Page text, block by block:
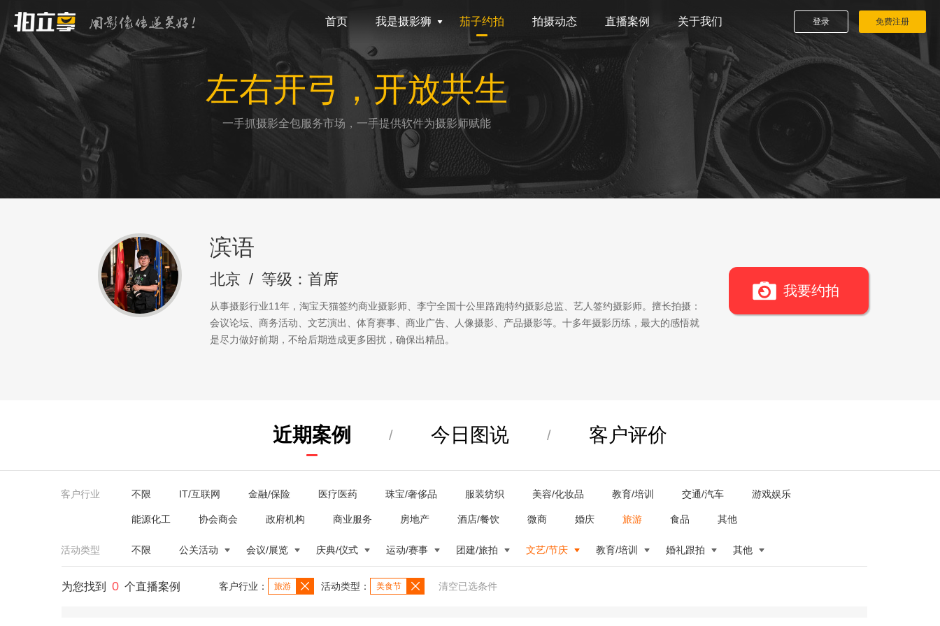
首页 我是摄影狮 茄子约拍 拍摄动态 直播案例 关于我们 登录 免费注册
左右开弓，开放共生
一手抓摄影全包服务市场，一手提供软件为摄影师赋能
滨语
北京 / 等级：首席
从事摄影行业11年，淘宝天猫签约商业摄影师、李宁全国十公里路跑特约摄影总监、艺人签约摄影师。擅长拍摄：
会议论坛、商务活动、文艺演出、体育赛事、商业广告、人像摄影、产品摄影等。十多年摄影历练，最大的感悟就
是尽力做好前期，不给后期造成更多困扰，确保出精品。
我要约拍
近期案例 / 今日图说 / 客户评价
客户行业 不限 IT/互联网 金融/保险 医疗医药 珠宝/奢侈品 服装纺织 美容/化妆品 教育/培训 交通/汽车 游戏娱乐
能源化工 协会商会 政府机构 商业服务 房地产 酒店/餐饮 微商 婚庆 旅游 食品 其他
活动类型 不限 公关活动 会议/展览 庆典/仪式 运动/赛事 团建/旅拍 文艺/节庆 教育/培训 婚礼跟拍 其他
为您找到 0 个直播案例 客户行业： 旅游 活动类型： 美食节 清空已选条件